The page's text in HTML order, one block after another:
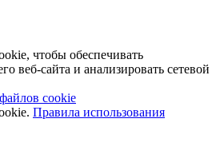
чтобы обеспечивать
веб-сайта и анализировать сетевой
cookie
Правила использования